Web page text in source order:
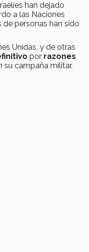
han dejado
a las Naciones
de personas han sido
Unidas, y de otras
por razones
su campaña militar.